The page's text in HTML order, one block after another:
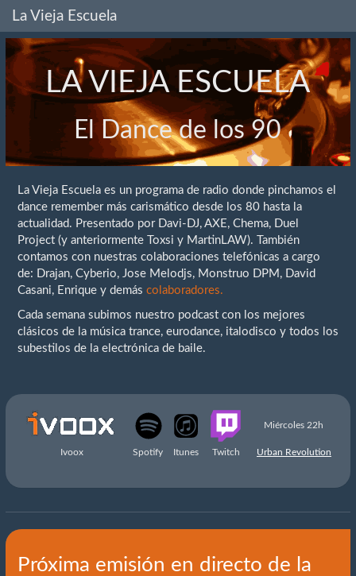
La Vieja Escuela
LA VIEJA ESCUELA
El Dance de los 90
La Vieja Escuela es un programa de radio donde pinchamos el
dance remember más carismático desde los 80 hasta la
actualidad. Presentado por Davi-DJ, AXE, Chema, Duel
Project (y anteriormente Toxsi y MartinLAW). También
contamos con nuestras colaboraciones telefónicas a cargo
de: Drajan, Cyberio, Jose Melodjs, Monstruo DPM, David
Casani, Enrique y demás colaboradores.
Cada semana subimos nuestro podcast con los mejores
clásicos de la música trance, eurodance, italodisco y todos los
subestilos de la electrónica de baile.
Miércoles 22h
Ivoox Spotify Itunes Twitch Urban Revolution
Próxima emisión en directo de la